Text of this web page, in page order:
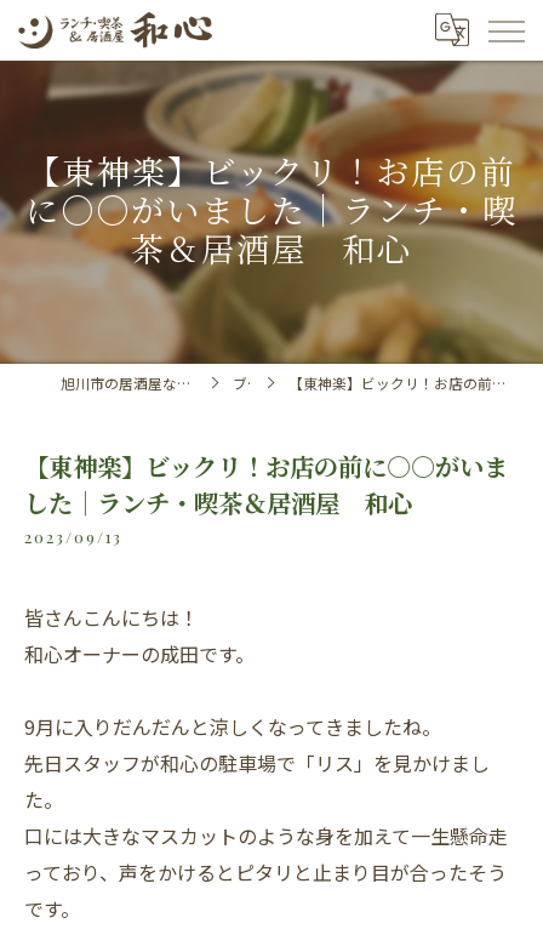
【東神楽】ビックリ！お店の前
に○○がいました｜ランチ・喫
茶＆居酒屋 和心
旭川市の居酒屋ならランチ・喫茶＆居酒屋 和心 ブログ 【東神楽】ビックリ！お店の前に○○がいました｜ランチ・喫茶＆居酒屋 和心
【東神楽】ビックリ！お店の前に○○がいま
した｜ランチ・喫茶＆居酒屋 和心
2023/09/13
皆さんこんにちは！
和心オーナーの成田です。
9月に入りだんだんと涼しくなってきましたね。
先日スタッフが和心の駐車場で「リス」を見かけまし
た。
口には大きなマスカットのような身を加えて一生懸命走
っており、声をかけるとピタリと止まり目が合ったそう
です。